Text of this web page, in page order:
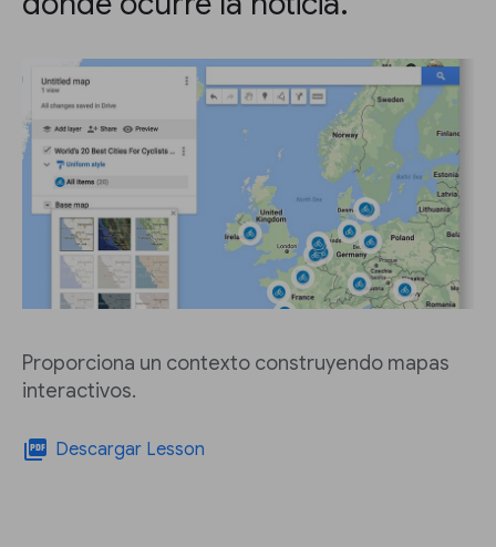
Proporciona un contexto construyendo mapas
interactivos.
picture_as_pdf Descargar Lesson